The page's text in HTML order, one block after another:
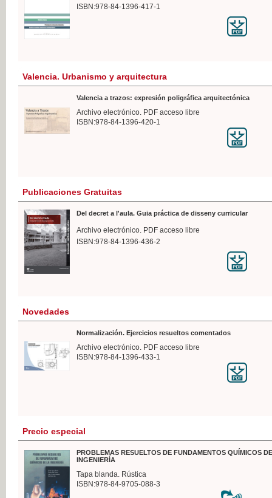
ISBN:978-84-1396-417-1
Valencia. Urbanismo y arquitectura
Valencia a trazos: expresión poligráfica arquitectónica
Archivo electrónico. PDF acceso libre
ISBN:978-84-1396-420-1
Publicaciones Gratuitas
Del decret a l'aula. Guia práctica de disseny curricular
Archivo electrónico. PDF acceso libre
ISBN:978-84-1396-436-2
Novedades
Normalización. Ejercicios resueltos comentados
Archivo electrónico. PDF acceso libre
ISBN:978-84-1396-433-1
Precio especial
PROBLEMAS RESUELTOS DE FUNDAMENTOS QUÍMICOS
INGENIERÍA
Tapa blanda. Rústica
ISBN:978-84-9705-088-3